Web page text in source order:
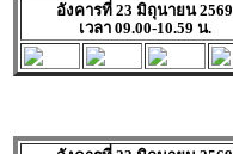
อังคารที่ 23 มิถุนายน 2569
เวลา 09.00-10.59 น.